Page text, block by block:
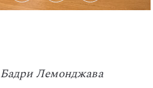
Бадри Лемонджава